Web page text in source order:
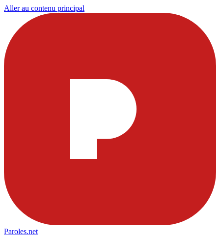
Aller au contenu principal
Paroles.net